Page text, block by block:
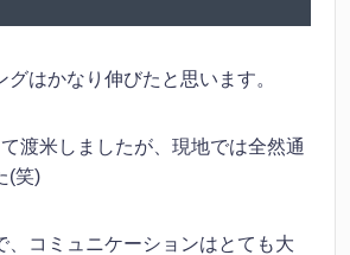
はかなり伸びたと思います。
渡米しましたが、現地では全然通
(笑)
、コミュニケーションはとても大